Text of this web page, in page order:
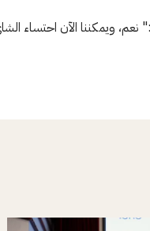
نعم، ويمكننا الآن احتساء